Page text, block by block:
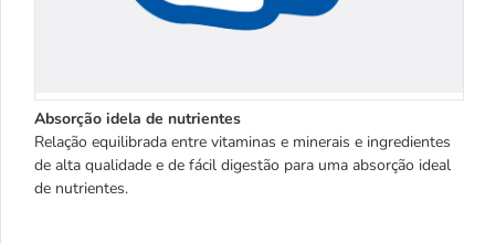
Absorção idela de nutrientes
Relação equilibrada entre vitaminas e minerais e ingredientes
de alta qualidade e de fácil digestão para uma absorção ideal
de nutrientes.